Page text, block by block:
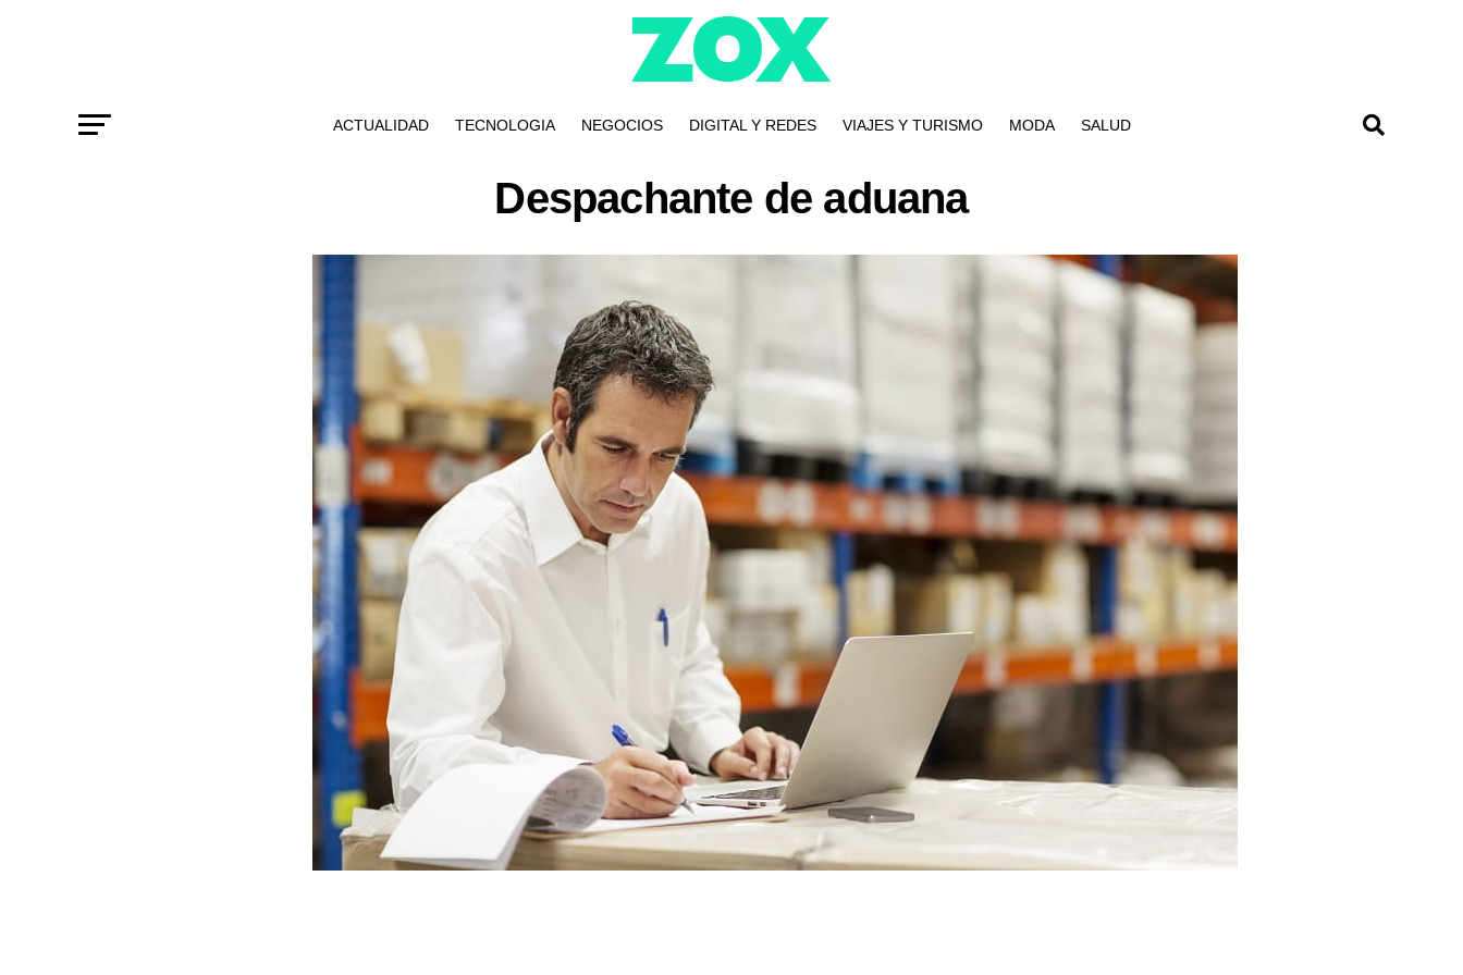
ACTUALIDAD TECNOLOGIA NEGOCIOS DIGITAL Y REDES VIAJES Y TURISMO MODA SALUD
Despachante de aduana